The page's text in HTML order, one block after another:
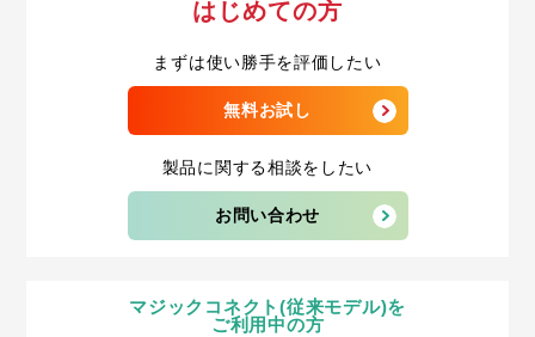
はじめての方
まずは使い勝手を評価したい
無料お試し
製品に関する相談をしたい
お問い合わせ
マジックコネクト(従来モデル)を
ご利用中の方